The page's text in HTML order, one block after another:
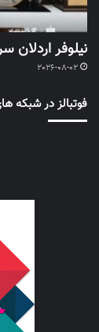
نیلوفر اردلان
2026-08-02
فوتبالز در شبکه